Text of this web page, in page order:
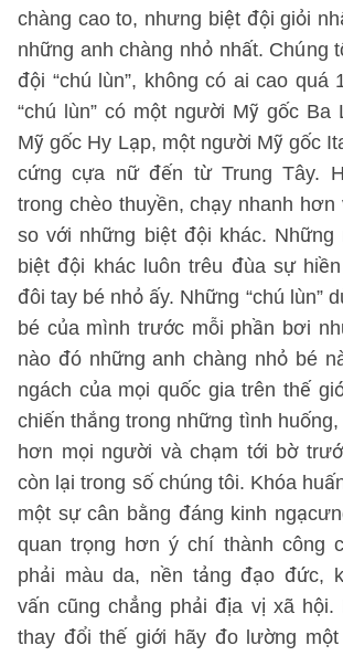
chàng cao to, nhưng biệt đội giỏi
những anh chàng nhỏ nhất. Chúng
đội “chú lùn”, không có ai cao quá
“chú lùn” có một người Mỹ gốc Ba
Mỹ gốc Hy Lạp, một người Mỹ gốc
cứng cựa nữ đến từ Trung Tây.
trong chèo thuyền, chạy nhanh
so với những biệt đội khác.
biệt đội khác luôn trêu đùa sự
đôi tay bé nhỏ ấy. Những “chú lùn”
bé của mình trước mỗi phần bơi
nào đó những anh chàng nhỏ bé
ngách của mọi quốc gia trên thế
chiến thắng trong những tình
hơn mọi người và chạm tới bờ
còn lại trong số chúng tôi. Khóa
một sự cân bằng đáng kinh
quan trọng hơn ý chí thành công
phải màu da, nền tảng đạo đức,
vấn cũng chẳng phải địa vị xã hội.
thay đổi thế giới hãy đo lường